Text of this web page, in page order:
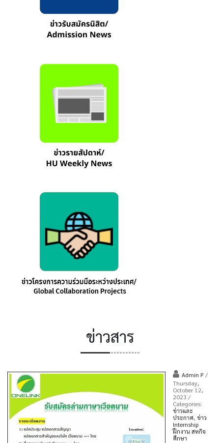
ข่าวสาร
Admin P /
Thursday,
October 12,
2023 /
Categories:
ข่าวและ
ประกาศ, ข่าว
Internship
ฝึกงาน สหกิจ
ศึกษา